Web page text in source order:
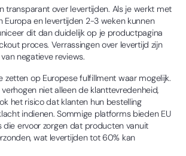
transparant over levertijden. Als je werkt met
Europa en levertijden 2-3 weken kunnen
dit dan duidelijk op je productpagina
proces. Verrassingen over levertijd zijn
negatieve reviews.
zetten op Europese fulfillment waar mogelijk.
niet alleen de klanttevredenheid,
het risico dat klanten hun bestelling
indienen. Sommige platforms bieden EU
die ervoor zorgen dat producten vanuit
wat levertijden tot 60% kan